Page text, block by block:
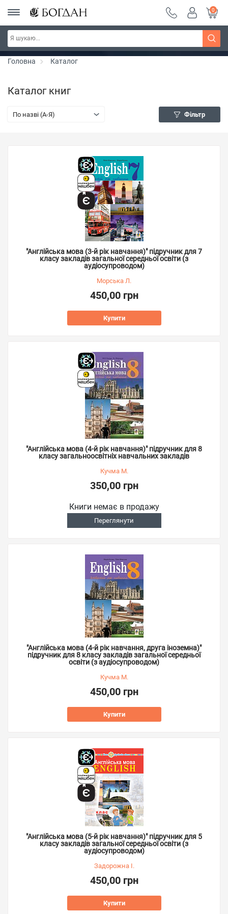
РОЗПРОДАЖ ~ 150 грн ~ 200 грн ~ 250 грн ~
300 грн ~ РОЗПРОДАЖ
Дізнатись більше
0
Головна Каталог
Каталог книг
По назві (A-Я) Фільтр
"Англійська мова (3-й рік навчання)" підручник для 7
класу закладів загальної середньої освіти (з
аудіосупроводом)
Морська Л.
450,00 грн
Купити
"Англійська мова (4-й рік навчання)" підручник для 8
класу загальноосвітніх навчальних закладів
Кучма М.
350,00 грн
Книги немає в продажу
Переглянути
"Англійська мова (4-й рік навчання, друга іноземна)"
підручник для 8 класу закладів загальної середньої
освіти (з аудіосупроводом)
Кучма М.
450,00 грн
Купити
"Англійська мова (5-й рік навчання)" підручник для 5
класу закладів загальної середньої освіти (з
аудіосупроводом)
Задорожна І.
450,00 грн
Купити